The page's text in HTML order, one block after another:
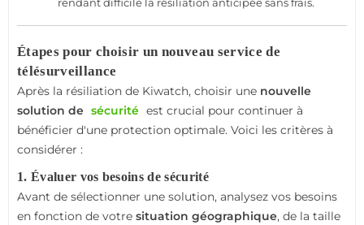
Étapes pour choisir un nouveau service de
télésurveillance
Après la résiliation de Kiwatch, choisir une nouvelle
solution de sécurité est crucial pour continuer à
bénéficier d'une protection optimale. Voici les critères à
considérer :
1. Évaluer vos besoins de sécurité
Avant de sélectionner une solution, analysez vos besoins
en fonction de votre situation géographique, de la taille